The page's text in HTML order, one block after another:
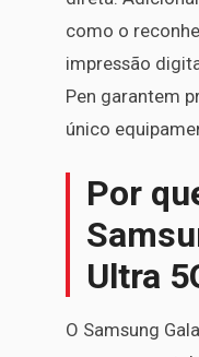
como o
impressão
Pen garantem
único
Por
Ultra
O Samsung